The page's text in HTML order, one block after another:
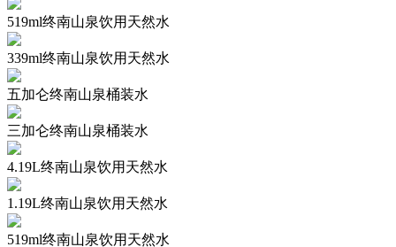
519ml终南山泉饮用天然水
339ml终南山泉饮用天然水
五加仑终南山泉桶装水
三加仑终南山泉桶装水
4.19L终南山泉饮用天然水
1.19L终南山泉饮用天然水
519ml终南山泉饮用天然水